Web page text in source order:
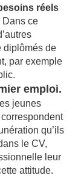
réels
Dans ce
diplômés de
par exemple
emploi.
jeunes
qu’ils
le CV,
leur
attitude.